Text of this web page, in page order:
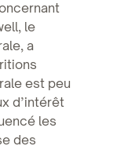
le
a
est peu
d’intérêt
les
des